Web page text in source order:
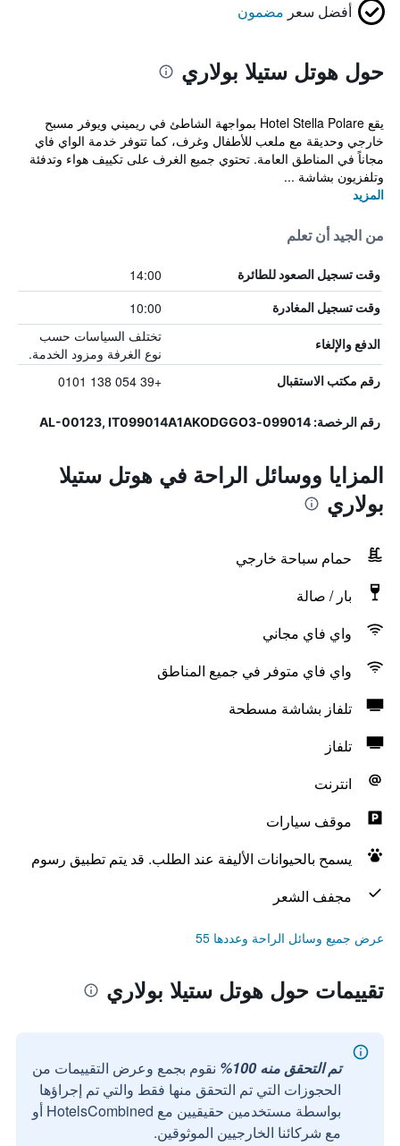
أفضل سعر مضمون
حول هوتل ستيلا بولاري
يقع Hotel Stella Polare بمواجهة الشاطئ في ريميني ويوفر مسبح
خارجي وحديقة مع ملعب للأطفال وغرف، كما تتوفر خدمة الواي فاي
مجاناً في المناطق العامة. تحتوي جميع الغرف على تكييف هواء وتدفئة
وتلفزيون بشاشة ...
المزيد
من الجيد أن تعلم
وقت تسجيل الصعود للطائرة 14:00
وقت تسجيل المغادرة 10:00
الدفع والإلغاء
تختلف السياسات حسب
نوع الغرفة ومزود الخدمة.
رقم مكتب الاستقبال +39 054 138 0101
رقم الرخصة: 099014-AL-00123, IT099014A1AKODGGO3
المزايا ووسائل الراحة في هوتل ستيلا
بولاري
حمام سباحة خارجي
بار / صالة
واي فاي مجاني
واي فاي متوفر في جميع المناطق
تلفاز بشاشة مسطحة
تلفاز
انترنت
موقف سيارات
يسمح بالحيوانات الأليفة عند الطلب. قد يتم تطبيق رسوم
مجفف الشعر
عرض جميع وسائل الراحة وعددها 55
تقييمات حول هوتل ستيلا بولاري
تم التحقق منه 100%
نقوم بجمع وعرض التقييمات من
الحجوزات التي تم التحقق منها فقط والتي تم إجراؤها
بواسطة مستخدمين حقيقيين مع HotelsCombined أو
مع شركائنا الخارجيين الموثوقين.